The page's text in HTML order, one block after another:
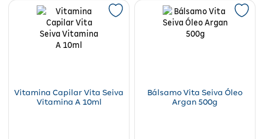
Vitamina Capilar Vita Seiva
Vitamina A 10ml
Bálsamo Vita Seiva Óleo
Argan 500g